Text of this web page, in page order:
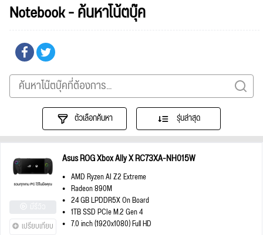
Notebook - ค้นหาโน้ตบุ๊ค
ตัวเลือกค้นหา รุ่นล่าสุด
เปรียบเทียบ
Asus ROG Xbox Ally X RC73XA-NH015W
AMD Ryzen AI Z2 Extreme
Radeon 890M
24 GB LPDDR5X On Board
1TB SSD PCIe M.2 Gen 4
7.0 inch (1920x1080) Full HD